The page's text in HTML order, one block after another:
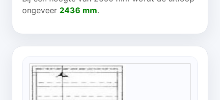
ongeveer 2436 mm.